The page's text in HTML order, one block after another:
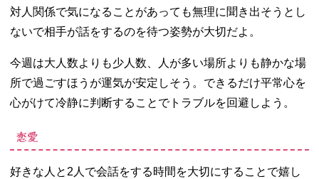
対人関係で気になることがあっても無理に聞き出そうとし
ないで相手が話をするのを待つ姿勢が大切だよ。
今週は大人数よりも少人数、人が多い場所よりも静かな場
所で過ごすほうが運気が安定しそう。できるだけ平常心を
心がけて冷静に判断することでトラブルを回避しよう。
恋愛
好きな人と2人で会話をする時間を大切にすることで嬉し